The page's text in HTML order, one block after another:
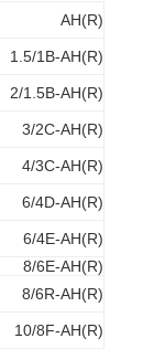
AH(R)
1.5/1B-AH(R)
2/1.5B-AH(R)
3/2C-AH(R)
4/3C-AH(R)
6/4D-AH(R)
6/4E-AH(R)
8/6E-AH(R)
8/6R-AH(R)
10/8F-AH(R)